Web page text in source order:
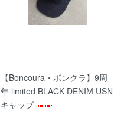
【Boncoura・ボンクラ】9周
年 limited BLACK DENIM USN
キャップ